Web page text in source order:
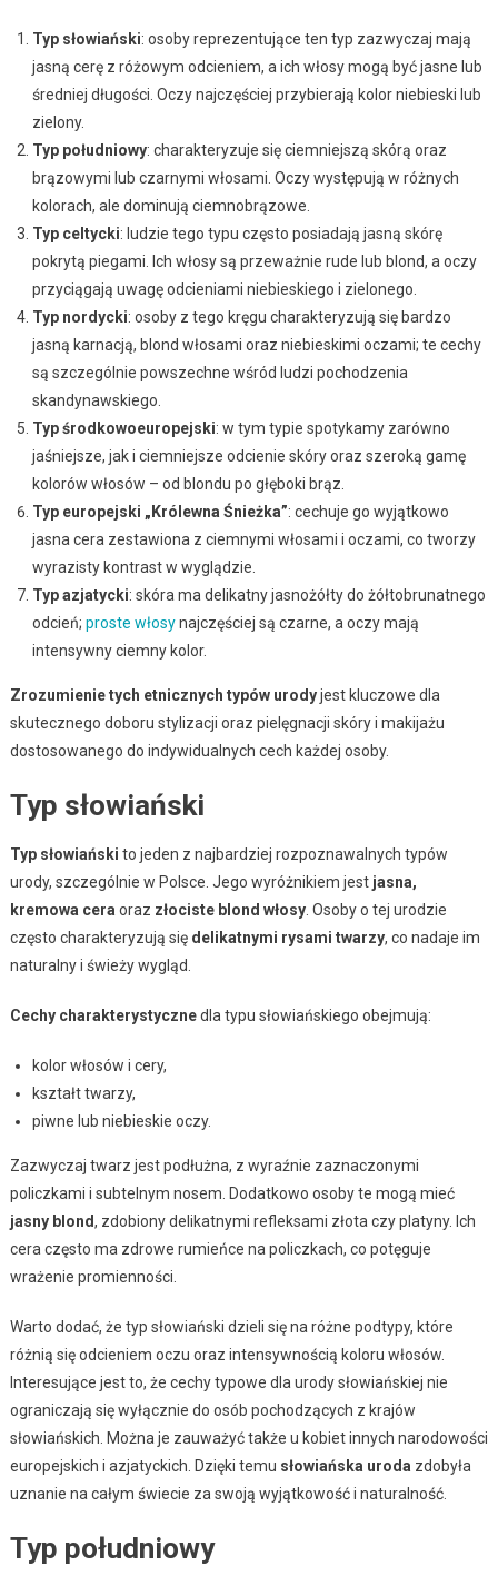
Typ słowiański: osoby reprezentujące ten typ zazwyczaj mają
jasną cerę z różowym odcieniem, a ich włosy mogą być jasne lub
średniej długości. Oczy najczęściej przybierają kolor niebieski lub
zielony.
Typ południowy: charakteryzuje się ciemniejszą skórą oraz
brązowymi lub czarnymi włosami. Oczy występują w różnych
kolorach, ale dominują ciemnobrązowe.
Typ celtycki: ludzie tego typu często posiadają jasną skórę
pokrytą piegami. Ich włosy są przeważnie rude lub blond, a oczy
przyciągają uwagę odcieniami niebieskiego i zielonego.
Typ nordycki: osoby z tego kręgu charakteryzują się bardzo
jasną karnacją, blond włosami oraz niebieskimi oczami; te cechy
są szczególnie powszechne wśród ludzi pochodzenia
skandynawskiego.
Typ środkowoeuropejski: w tym typie spotykamy zarówno
jaśniejsze, jak i ciemniejsze odcienie skóry oraz szeroką gamę
kolorów włosów – od blondu po głęboki brąz.
Typ europejski „Królewna Śnieżka”: cechuje go wyjątkowo
jasna cera zestawiona z ciemnymi włosami i oczami, co tworzy
wyrazisty kontrast w wyglądzie.
Typ azjatycki: skóra ma delikatny jasnożółty do żółtobrunatnego
odcień; proste włosynajczęściej są czarne, a oczy mają
intensywny ciemny kolor.
Zrozumienie tych etnicznych typów urodyjest kluczowe dla
skutecznego doboru stylizacji oraz pielęgnacji skóry i makijażu
dostosowanego do indywidualnych cech każdej osoby.
Typ słowiański
Typ słowiański to jeden z najbardziej rozpoznawalnych typów
urody, szczególnie w Polsce. Jego wyróżnikiem jest jasna,
kremowa cera oraz złociste blond włosy. Osoby o tej urodzie
często charakteryzują się delikatnymi rysami twarzy, co nadaje im
naturalny i świeży wygląd.
Cechy charakterystycznedla typu słowiańskiego obejmują:
kolor włosów i cery,
kształt twarzy,
piwne lub niebieskie oczy.
Zazwyczaj twarz jest podłużna, z wyraźnie zaznaczonymi
policzkami i subtelnym nosem. Dodatkowo osoby te mogą mieć
jasny blond, zdobiony delikatnymi refleksami złota czy platyny. Ich
cera często ma zdrowe rumieńce na policzkach, co potęguje
wrażenie promienności.
Warto dodać, że typ słowiański dzieli się na różne podtypy, które
różnią się odcieniem oczu oraz intensywnością koloru włosów.
Interesujące jest to, że cechy typowe dla urody słowiańskiej nie
ograniczają się wyłącznie do osób pochodzących z krajów
słowiańskich. Można je zauważyć także u kobiet innych narodowości
europejskich i azjatyckich. Dzięki temu słowiańska uroda zdobyła
uznanie na całym świecie za swoją wyjątkowość i naturalność.
Typ południowy